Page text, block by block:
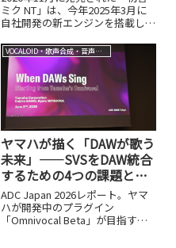
スを機に加速するNTプロ
ジェクト
ミク NT」は、今年2025年3月に
自社開発の新エンジンを搭載した
NT（Ver.2）」）へとメジャーア
ップデートされました（過去記事
参照）。それから約半年後の10
月15日には「鏡音リ...
VOCALOID・歌声合成・音声合成
ヤマハが描く「DAWが歌う
未来」——SVSをDAW統合
するための4つの課題と
は？【ADC Japan 2026レ
ポート②】
ADC Japan 2026レポート。ヤマ
ハが開発中のプラグイン
「Omnivocal Beta」が目指す、